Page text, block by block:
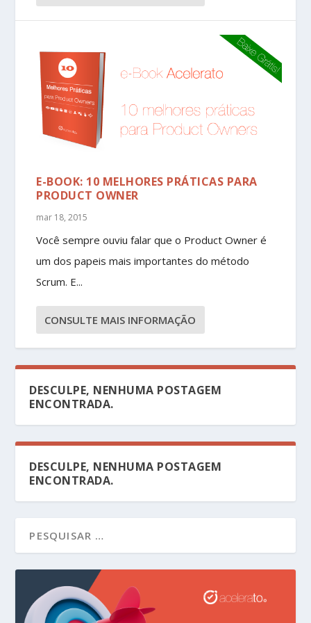
E-BOOK: 10 MELHORES PRÁTICAS PARA
PRODUCT OWNER
mar 18, 2015
Você sempre ouviu falar que o Product Owner é
um dos papeis mais importantes do método
Scrum. E...
CONSULTE MAIS INFORMAÇÃO
DESCULPE, NENHUMA POSTAGEM
ENCONTRADA.
DESCULPE, NENHUMA POSTAGEM
ENCONTRADA.